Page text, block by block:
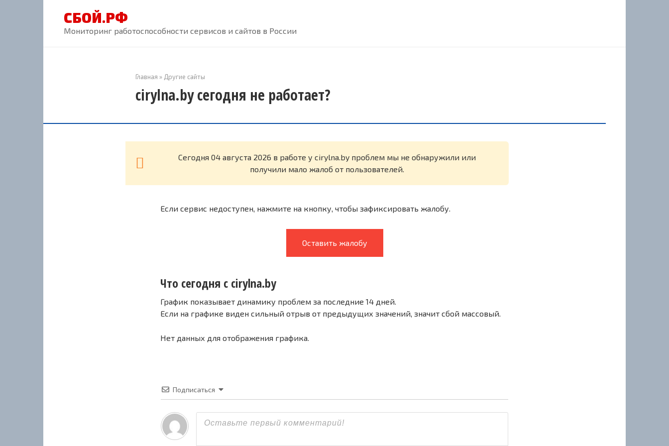
СБОЙ.РФ
Мониторинг работоспособности сервисов и сайтов в России
Главная » Другие сайты
cirylna.by сегодня не работает?
Cегодня 04 августа 2026 в работе у cirylna.by проблем мы не обнаружили или
получили мало жалоб от пользователей.
Если сервис недоступен, нажмите на кнопку, чтобы зафиксировать жалобу.
Оставить жалобу
Что сегодня с cirylna.by
График показывает динамику проблем за последние 14 дней.
Если на графике виден сильный отрыв от предыдущих значений, значит сбой массовый.
Нет данных для отображения графика.
Подписаться